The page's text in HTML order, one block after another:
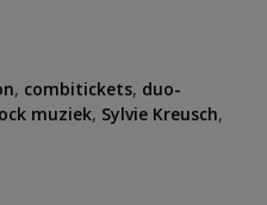
, combitickets, duo-
muziek, Sylvie Kreusch,